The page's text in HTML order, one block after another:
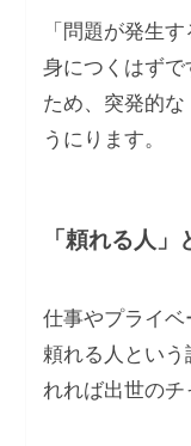
「問題が発生
身につくはず
ため、突発的
うにります。
「頼れる人
仕事やプライベ
頼れる人とい
れれば出世のチ